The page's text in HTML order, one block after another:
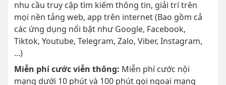
nhu cầu truy cập tìm kiếm thông tin, giải trí trên
mọi nền tảng web, app trên internet (Bao gồm cả
các ứng dụng nổi bật như Google, Facebook,
Tiktok, Youtube, Telegram, Zalo, Viber, Instagram,
...)
Miễn phí cước viễn thông: Miễn phí cước nội
mạng dưới 10 phút và 100 phút gọi ngoại mạng